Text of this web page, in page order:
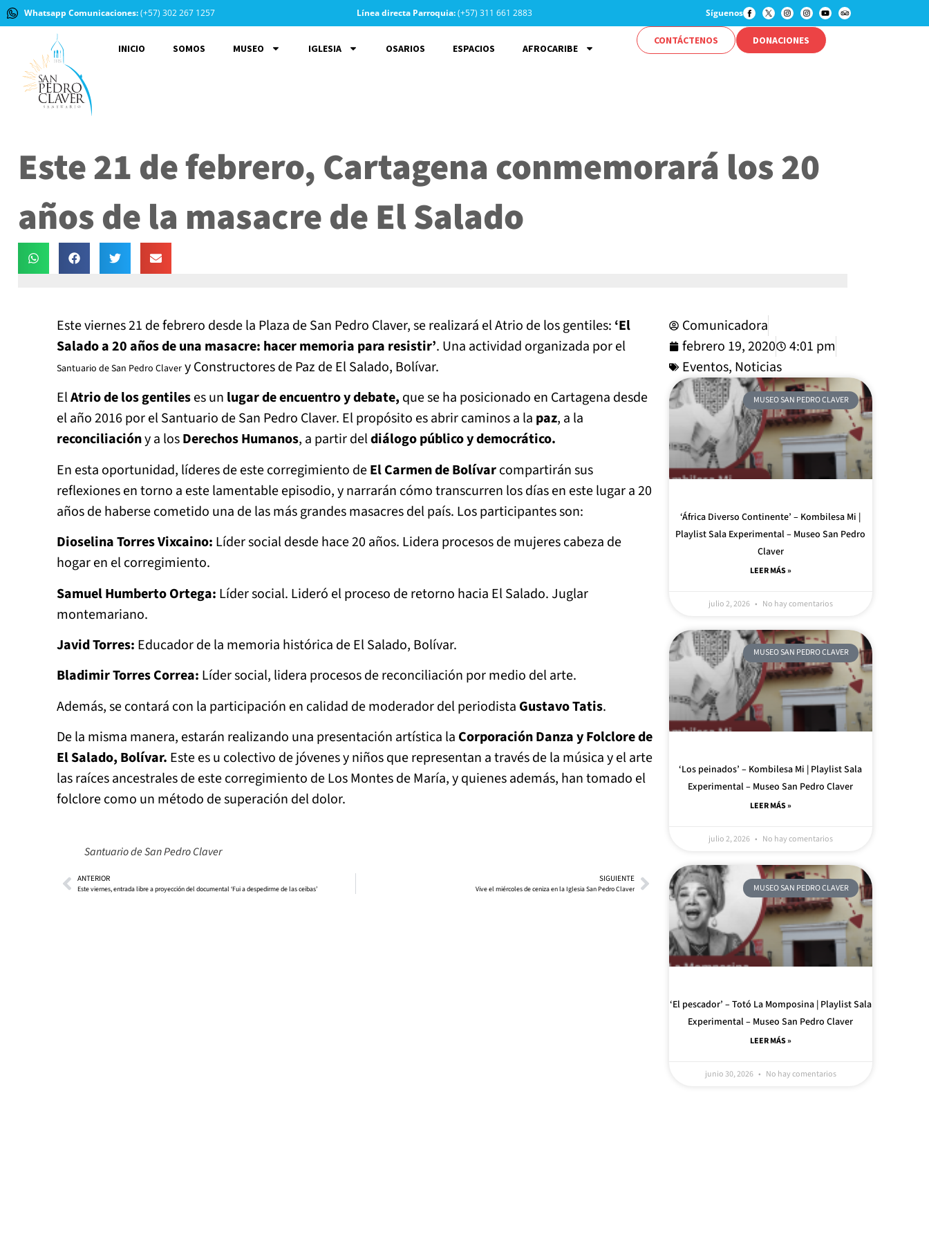
Whatsapp Comunicaciones:(+57) 302 267 1257 Línea directa Parroquia:(+57) 311 661 2883 Síguenos
INICIO SOMOS MUSEO IGLESIA OSARIOS ESPACIOS AFROCARIBE
CONTÁCTENOS DONACIONES
Este 21 de febrero, Cartagena conmemorará los 20
años de la masacre de El Salado
Este viernes 21 de febrero desde la Plaza de San Pedro Claver, se realizará el Atrio de los gentiles: ‘El
Salado a 20 años de una masacre: hacer memoria para resistir’. Una actividad organizada por el
Santuario de San Pedro Claver y Constructores de Paz de El Salado, Bolívar.
ElAtrio de los gentileses un lugar de encuentro y debate, que se ha posicionado en Cartagena desde
el año 2016 por el Santuario de San Pedro Claver. El propósito es abrir caminos a la paz, a la
reconciliacióny a losDerechos Humanos, a partir deldiálogo público y democrático.
En esta oportunidad, líderes de este corregimiento deEl Carmen de Bolívarcompartirán sus
reflexiones en torno a este lamentable episodio, y narrarán cómo transcurren los días en este lugar a 20
años de haberse cometido una de las más grandes masacres del país. Los participantes son:
Dioselina Torres Vixcaino: Líder social desde hace 20 años. Lidera procesos de mujeres cabeza de
hogar en el corregimiento.
Samuel Humberto Ortega: Líder social. Lideró el proceso de retorno hacia El Salado. Juglar
montemariano.
Javid Torres: Educador de la memoria histórica de El Salado, Bolívar.
Bladimir Torres Correa: Líder social, lidera procesos de reconciliación por medio del arte.
Además, se contará con la participación en calidad de moderador del periodista Gustavo Tatis.
De la misma manera, estarán realizando una presentación artística la Corporación Danza y Folclore de
El Salado, Bolívar. Este es u colectivo de jóvenes y niños que representan a través de la música y el arte
las raíces ancestrales de este corregimiento de Los Montes de María, y quienes además, han tomado el
folclore como un método de superación del dolor.
Santuario de San Pedro Claver
ANTERIOR
Este viernes, entrada libre a proyección del documental ‘Fui a despedirme de las ceibas’
SIGUIENTE
Vive el miércoles de ceniza en la Iglesia San Pedro Claver
Comunicadora
febrero 19, 2020
4:01 pm
Eventos, Noticias
MUSEO SAN PEDRO CLAVER
‘África Diverso Continente’ – Kombilesa Mi |
Playlist Sala Experimental – Museo San Pedro
Claver
LEER MÁS »
julio 2, 2026 No hay comentarios
MUSEO SAN PEDRO CLAVER
‘Los peinados’ – Kombilesa Mi | Playlist Sala
Experimental – Museo San Pedro Claver
LEER MÁS »
julio 2, 2026 No hay comentarios
MUSEO SAN PEDRO CLAVER
‘El pescador’ – Totó La Momposina | Playlist Sala
Experimental – Museo San Pedro Claver
LEER MÁS »
junio 30, 2026 No hay comentarios